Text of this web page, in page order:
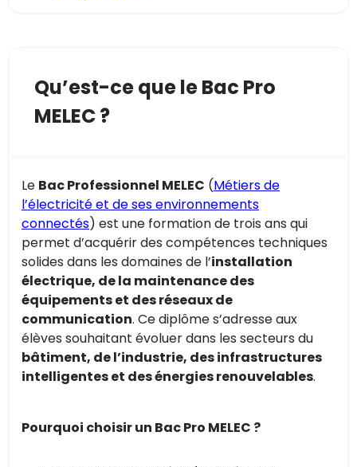
Qu’est-ce que le Bac Pro
MELEC ?
Le Bac Professionnel MELEC (Métiers de
l’électricité et de ses environnements
connectés) est une formation de trois ans qui
permet d’acquérir des compétences techniques
solides dans les domaines de l’installation
électrique, de la maintenance des
équipements et des réseaux de
communication. Ce diplôme s’adresse aux
élèves souhaitant évoluer dans les secteurs du
bâtiment, de l’industrie, des infrastructures
intelligentes et des énergies renouvelables.
Pourquoi choisir un Bac Pro MELEC ?